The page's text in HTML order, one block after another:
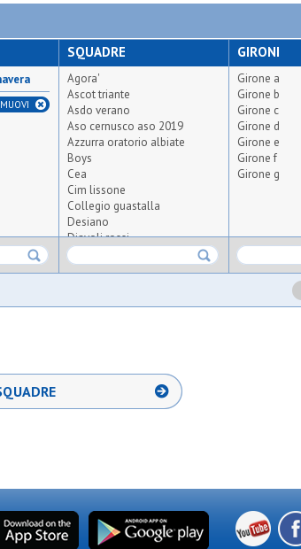
SQUADRE
Agora'
Ascot triante
Asdo verano
Aso cernusco aso 2019
Azzurra oratorio albiate
Boys
Cea
Cim lissone
Collegio guastalla
Desiano
Diavoli rossi
Don bosco carugate
Fenice
Oransport rossa
Orpas 2019 giallo
Orpas 2020
Osgb giussano
Osl 2015 sesto
GIRONI
Girone a
Girone b
Girone c
Girone d
Girone e
Girone f
Girone g